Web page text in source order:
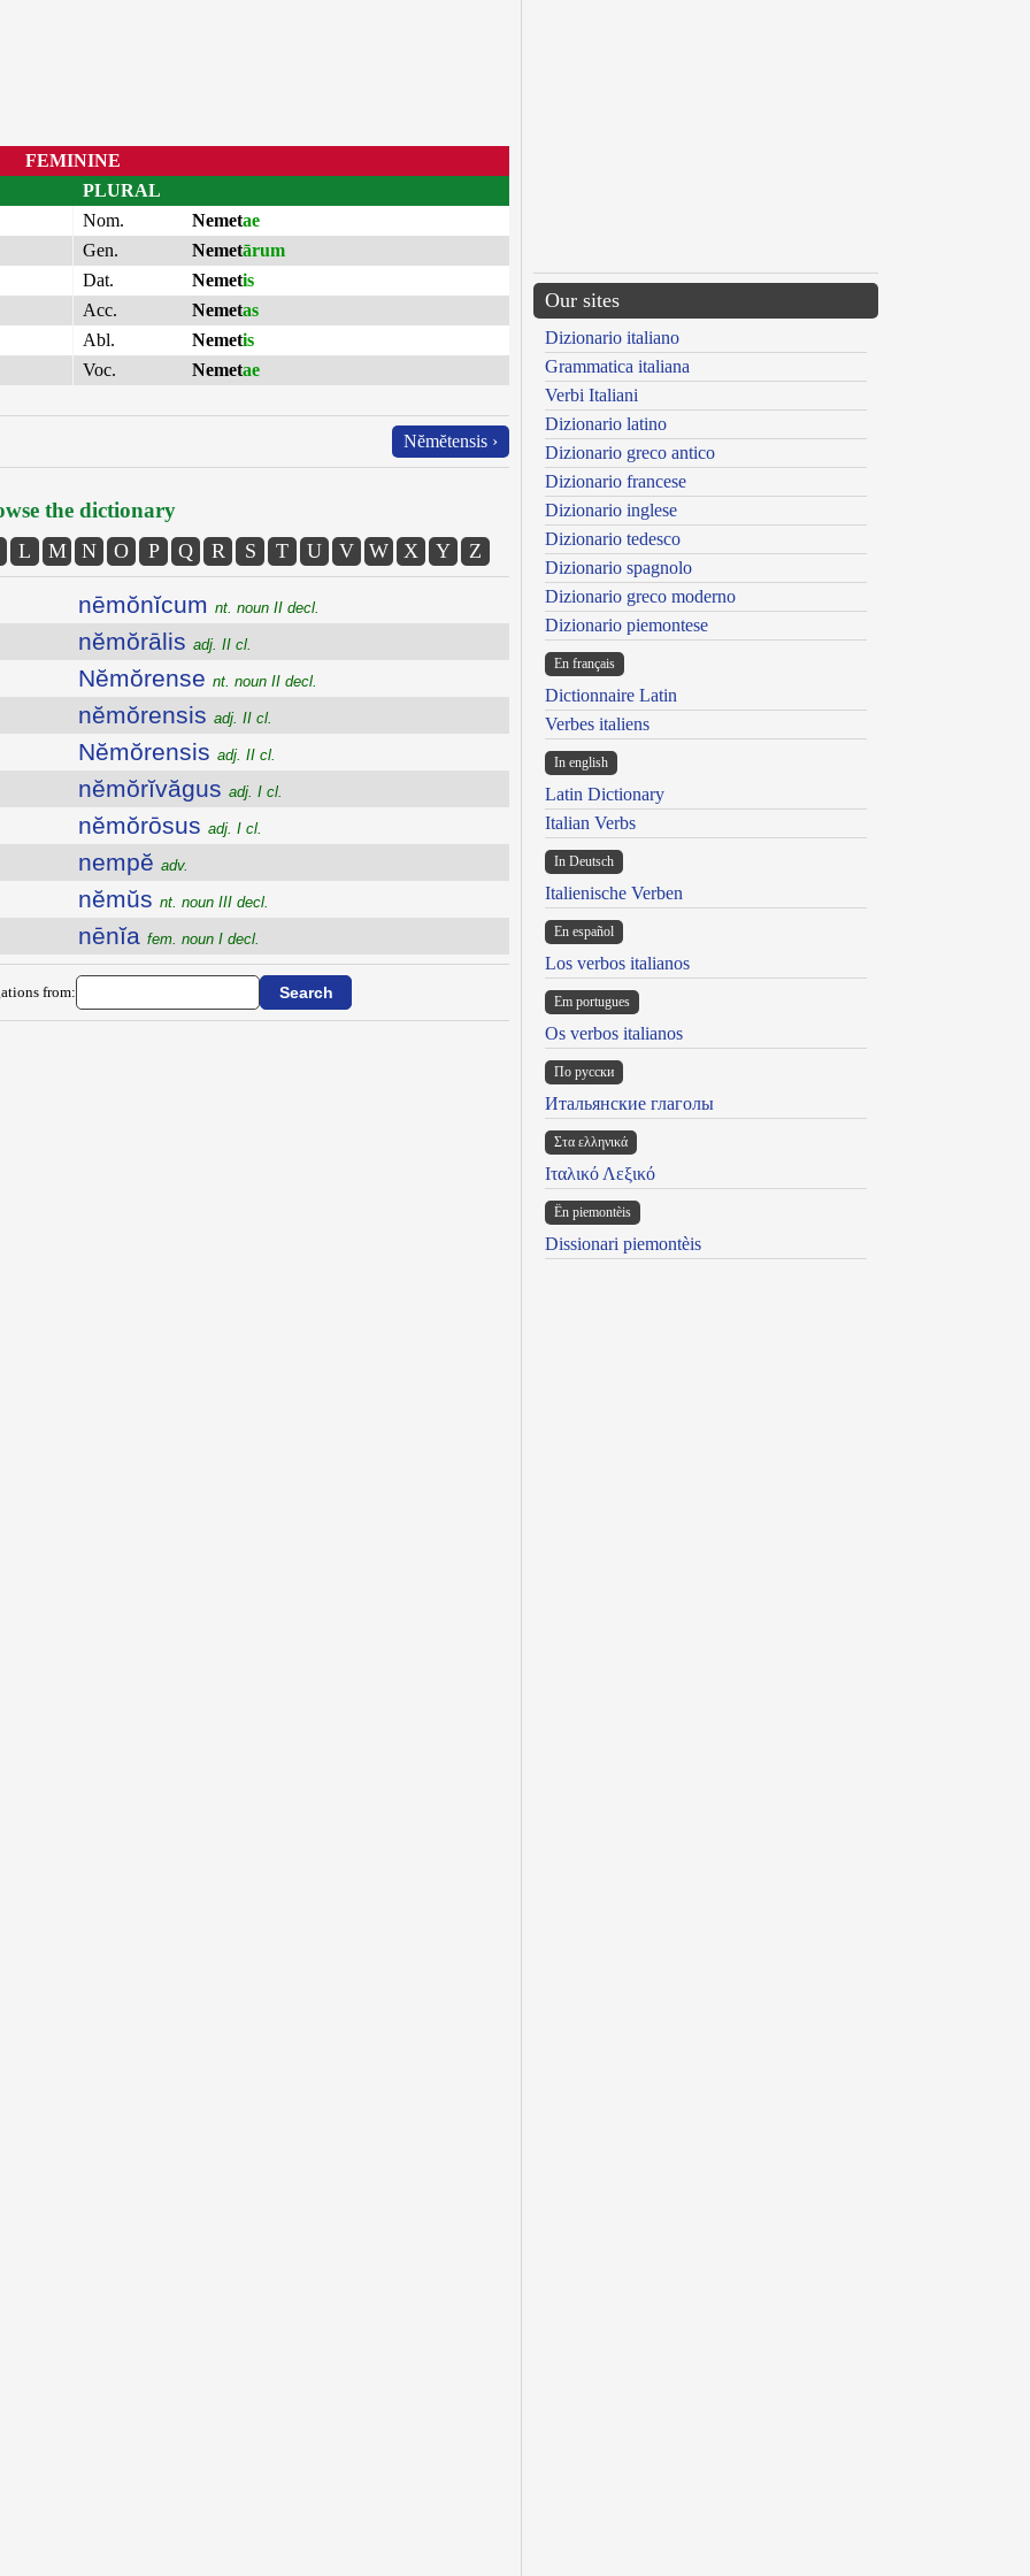
FEMININE
PLURAL
Nom.
Nemetae
Gen.
Nemetārum
Dat.
Nemetis
Acc.
Nemetas
Abl.
Nemetis
Voc.
Nemetae
Nĕmĕtensis ›
the dictionary
L M N O P Q R S T U V W X Y Z
nēmŏnĭcum nt. noun II decl.
nĕmŏrālis adj. II cl.
Nĕmŏrense nt. noun II decl.
nĕmŏrensis adj. II cl.
Nĕmŏrensis adj. II cl.
nĕmŏrĭvăgus adj. I cl.
nĕmŏrōsus adj. I cl.
nempĕ adv.
nĕmŭs nt. noun III decl.
nēnĭa fem. noun I decl.
from:
Our sites
Dizionario italiano
Grammatica italiana
Verbi Italiani
Dizionario latino
Dizionario greco antico
Dizionario francese
Dizionario inglese
Dizionario tedesco
Dizionario spagnolo
Dizionario greco moderno
Dizionario piemontese
En français
Dictionnaire Latin
Verbes italiens
In english
Latin Dictionary
Italian Verbs
In Deutsch
Italienische Verben
En español
Los verbos italianos
Em portugues
Os verbos italianos
По русски
Итальянские глаголы
Στα ελληνικά
Ιταλικό Λεξικό
Ën piemontèis
Dissionari piemontèis